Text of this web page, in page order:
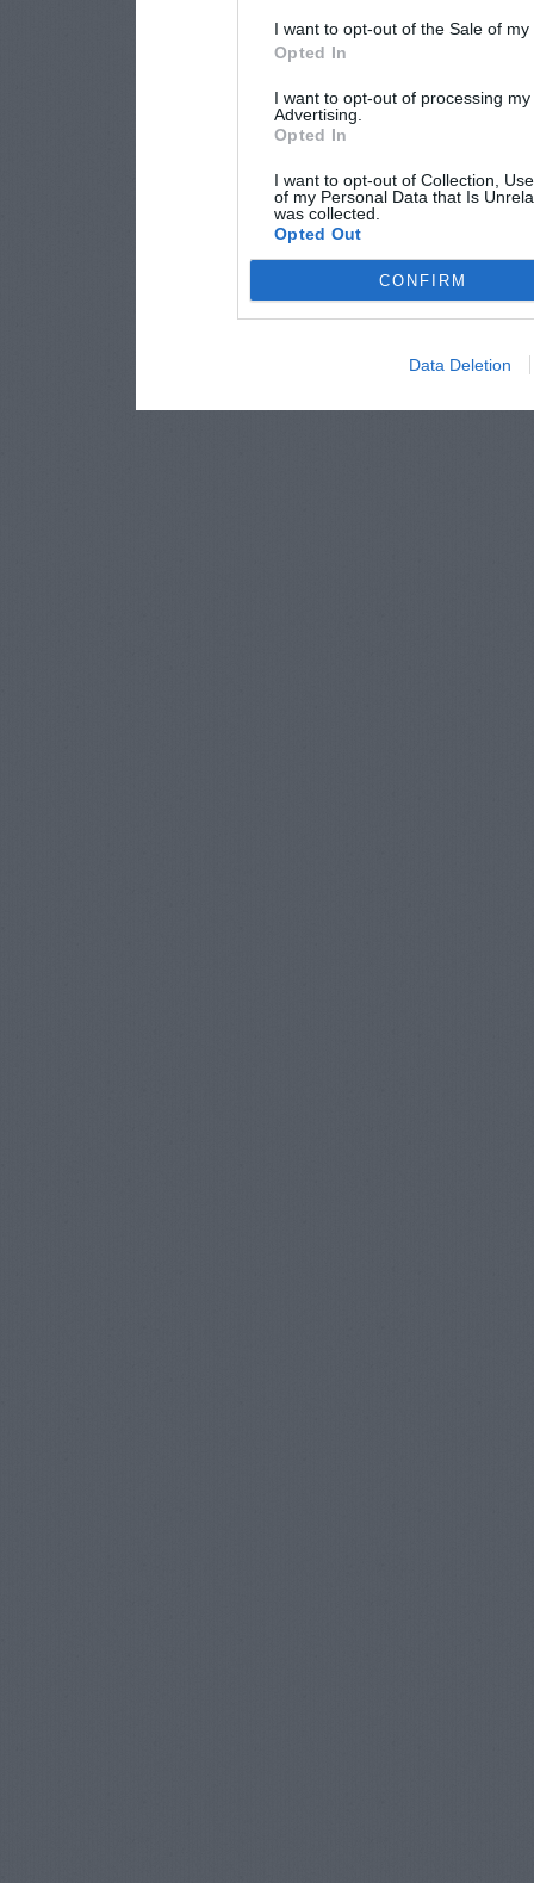
I want to opt-out of the Sale of
Opted In
I want to opt-out of processing
Advertising.
Opted In
I want to opt-out of Collection,
of my Personal Data that Is
was collected.
Opted Out
CONFIRM
Data Deletion